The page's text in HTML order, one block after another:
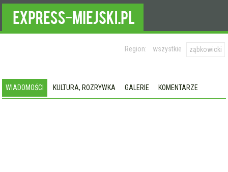
Region: wszystkie ząbkowicki
WIADOMOŚCI KULTURA, ROZRYWKA GALERIE KOMENTARZE